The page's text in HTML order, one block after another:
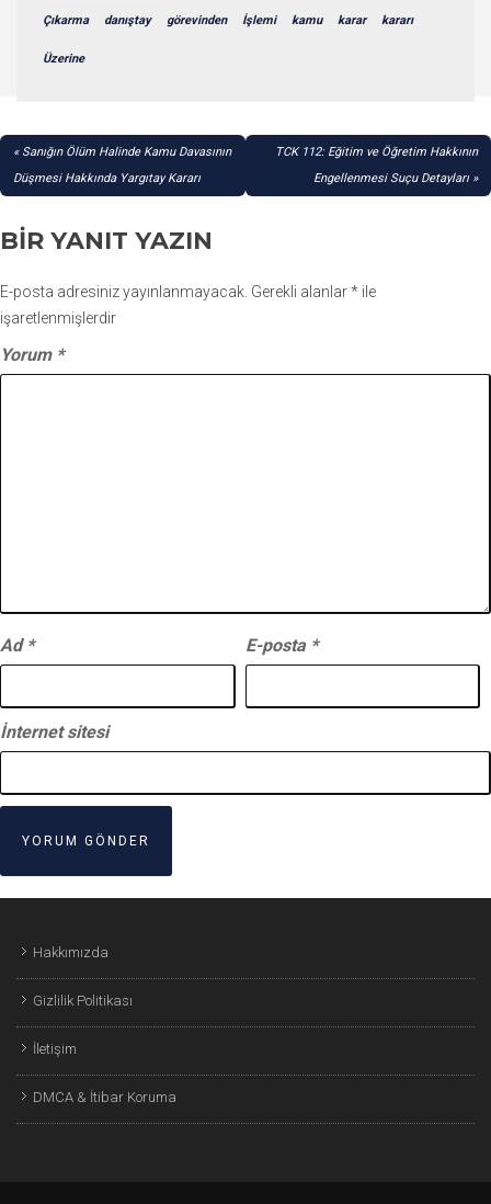
Çıkarma danıştay görevinden İşlemi kamu karar kararı
Üzerine
YAZI
GEZINMESI
Sanığın Ölüm Halinde Kamu Davasının
Düşmesi Hakkında Yargıtay Kararı
TCK 112: Eğitim ve Öğretim Hakkının
Engellenmesi Suçu Detayları
BIR YANIT YAZIN
E-posta adresiniz yayınlanmayacak. Gerekli alanlar* ile
işaretlenmişlerdir
Yorum *
Ad * E-posta *
İnternet sitesi
Hakkımızda
Gizlilik Politikası
İletişim
DMCA & İtibar Koruma